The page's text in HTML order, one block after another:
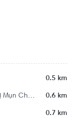
0.5 km
Phòng khám Da Liễu O2 SKIN Thủ Đức - Trị Mụn Chuẩn Y Khoa 0.6 km
0.7 km